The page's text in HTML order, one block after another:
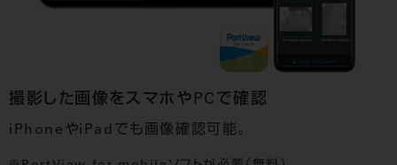
撮影した画像をスマホやPCで確認
iPhoneやiPadでも画像確認可能。